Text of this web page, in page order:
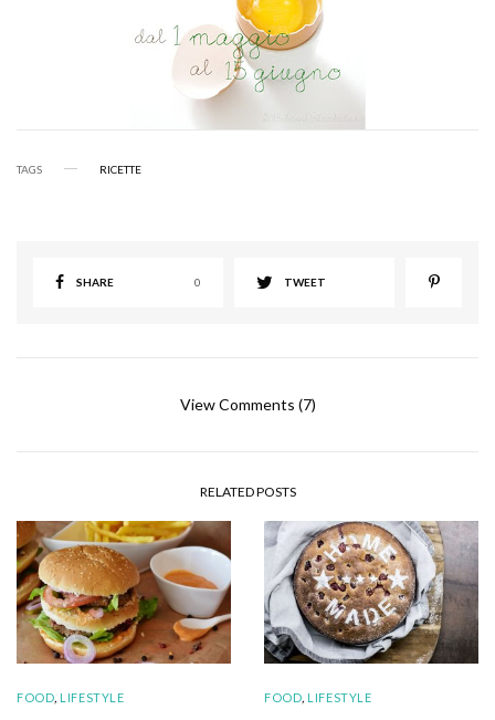
TAGS RICETTE
SHARE 0 TWEET
View Comments (7)
RELATED POSTS
FOOD, LIFESTYLE FOOD, LIFESTYLE